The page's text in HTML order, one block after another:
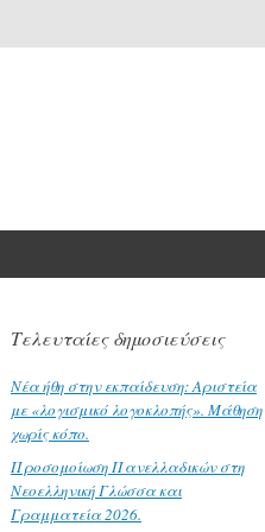
Τελευταίες δημοσιεύσεις
Νέα ήθη στην εκπαίδευση: Αριστεία
με «λογισμικό λογοκλοπής». Μάθηση
χωρίς κόπο.
Προσομοίωση Πανελλαδικών στη
Νεοελληνική Γλώσσα και
Γραμματεία 2026.